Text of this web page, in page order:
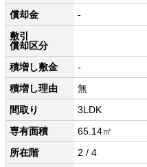
償却金
-
敷引
償却区分
積増し敷金
-
積増し理由
無
間取り
3LDK
専有面積
65.14㎡
所在階
2 / 4